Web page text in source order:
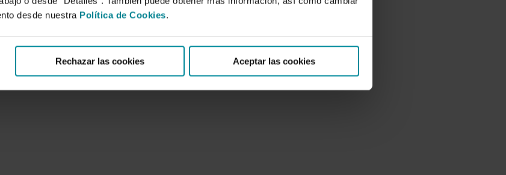
desde nuestra Política de Cookies.
Rechazar las cookies Aceptar las cookies